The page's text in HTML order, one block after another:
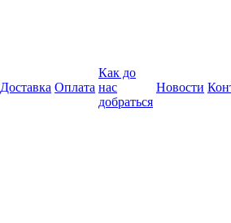
Доставка Оплата
Как до
нас
добраться
Новости